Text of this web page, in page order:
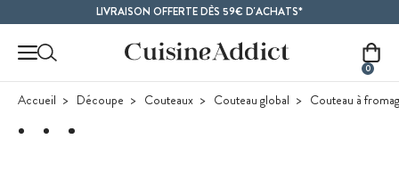
LIVRAISON OFFERTE DÈS 59€ D'ACHATS*
0
Accueil Découpe Couteaux Couteau global Couteau à